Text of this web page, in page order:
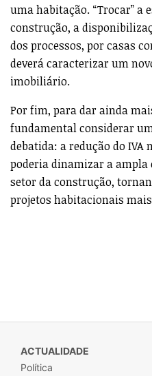
uma habitação. “Trocar”
construção, a
dos processos, por casas
deverá caracterizar um
imobiliário.
Por fim, para dar ainda
fundamental considerar
debatida: a redução do IVA
poderia dinamizar a ampla
setor da construção,
projetos habitacionais
ACTUALIDADE
Política